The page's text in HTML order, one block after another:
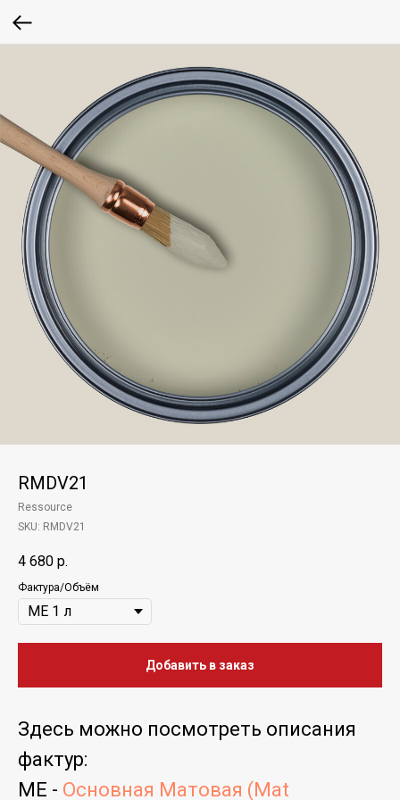
RMDV21
Ressource
SKU: RMDV21
4 680 р.
Фактура/Объём
Добавить в заказ
Здесь можно посмотреть описания
фактур:
ME - Основная Матовая (Mat